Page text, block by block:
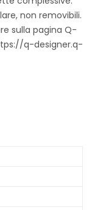
non removibili.
sulla pagina Q-
q-designer.q-